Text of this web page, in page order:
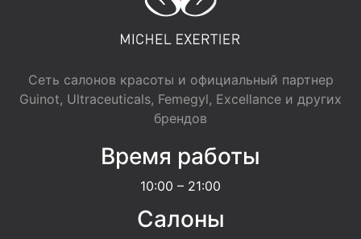
Сеть салонов красоты и официальный партнер
Guinot, Ultraceuticals, Femegyl, Excellance и других
брендов
Время работы
10:00 – 21:00
Салоны